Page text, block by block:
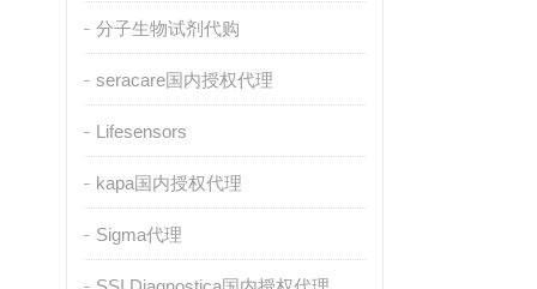
分子生物试剂代购
seracare国内授权代理
Lifesensors
kapa国内授权代理
Sigma代理